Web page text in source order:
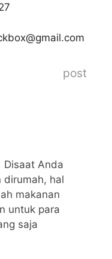
post
Disaat Anda
dirumah, hal
makanan
untuk para
saja